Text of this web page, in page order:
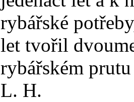
rybářské
let tvořil
rybářském
L. H.